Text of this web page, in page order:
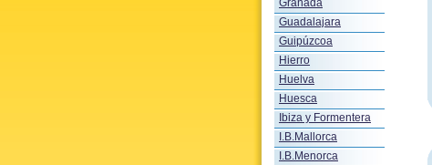
Granada
Guadalajara
Guipúzcoa
Hierro
Huelva
Huesca
Ibiza y Formentera
I.B.Mallorca
I.B.Menorca